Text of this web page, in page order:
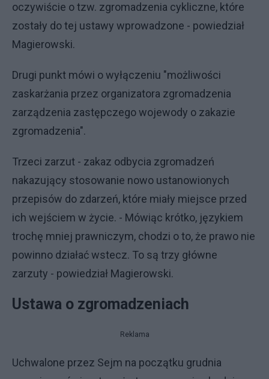
oczywiście o tzw. zgromadzenia cykliczne, które
zostały do tej ustawy wprowadzone - powiedział
Magierowski.
Drugi punkt mówi o wyłączeniu "możliwości
zaskarżania przez organizatora zgromadzenia
zarządzenia zastępczego wojewody o zakazie
zgromadzenia".
Trzeci zarzut - zakaz odbycia zgromadzeń
nakazujący stosowanie nowo ustanowionych
przepisów do zdarzeń, które miały miejsce przed
ich wejściem w życie. - Mówiąc krótko, językiem
trochę mniej prawniczym, chodzi o to, że prawo nie
powinno działać wstecz. To są trzy główne
zarzuty - powiedział Magierowski.
Ustawa o zgromadzeniach
Reklama
Uchwalone przez Sejm na początku grudnia